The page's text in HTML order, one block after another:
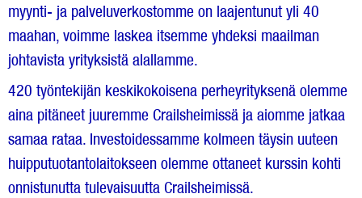
myynti- ja palveluverkostomme on laajentunut yli 40
maahan, voimme laskea itsemme yhdeksi maailman
johtavista yrityksistä alallamme.
420 työntekijän keskikokoisena perheyrityksenä olemme
aina pitäneet juuremme Crailsheimissä ja aiomme jatkaa
samaa rataa. Investoidessamme kolmeen täysin uuteen
huipputuotantolaitokseen olemme ottaneet kurssin kohti
onnistunutta tulevaisuutta Crailsheimissä.